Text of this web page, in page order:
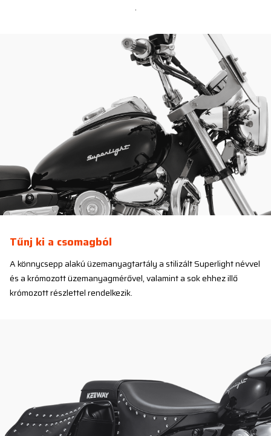
.
Tűnj ki a csomagból
A könnycsepp alakú üzemanyagtartály a stilizált Superlight névvel
és a krómozott üzemanyagmérővel, valamint a sok ehhez illő
krómozott részlettel rendelkezik.